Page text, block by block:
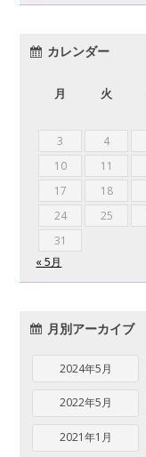
カレンダー
月
火
3
4
10
11
17
18
24
25
31
« 5月
月別アーカイブ
2024年5月
2022年5月
2021年1月